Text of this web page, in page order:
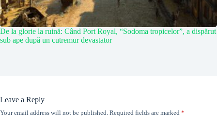
De la glorie la ruină: Când Port Royal, “Sodoma tropicelor”, a dispărut
sub ape după un cutremur devastator
Leave a Reply
Your email address will not be published. Required fields are marked *